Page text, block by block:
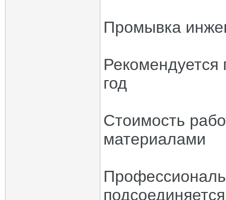
Промывка
год
Стоимость
материалами